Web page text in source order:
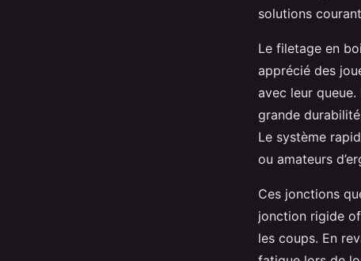
solutions
Le filetage en
apprécié des
avec leur
grande
Le système
ou amateurs
Ces jonctions
jonction rigide
les coups. En